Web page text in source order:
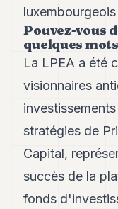
Andy
16
Andy
14
Andy
13
Andy
Andy
11
Pouvez-vous
quelques
La LPEA a été
visionnaires
stratégies de
Capital,
succès de la
fonds